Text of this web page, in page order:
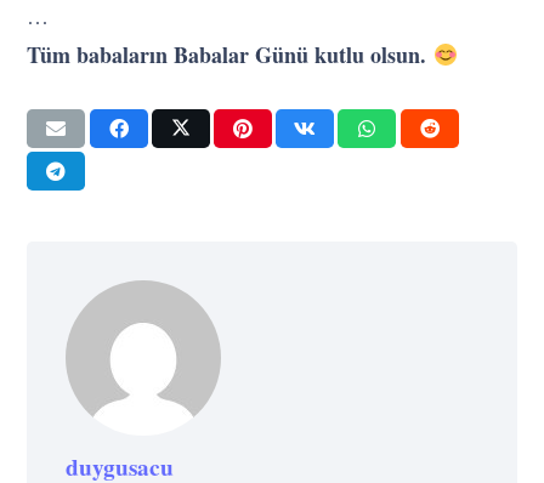
…
Tüm babaların Babalar Günü kutlu olsun.
duygusacu